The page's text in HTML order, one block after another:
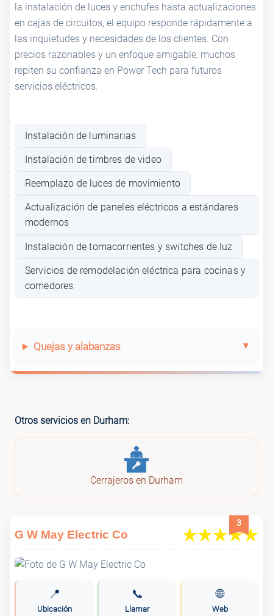
la instalación de luces y enchufes hasta actualizaciones
en cajas de circuitos, el equipo responde rápidamente a
las inquietudes y necesidades de los clientes. Con
precios razonables y un enfoque amigable, muchos
repiten su confianza en Power Tech para futuros
servicios eléctricos.
Instalación de luminarias
Instalación de timbres de video
Reemplazo de luces de movimiento
Actualización de paneles eléctricos a estándares
modernos
Instalación de tomacorrientes y switches de luz
Servicios de remodelación eléctrica para cocinas y
comedores
Quejas y alabanzas
Otros servicios en Durham:
Cerrajeros en Durham
3
G W May Electric Co
📍
Ubicación
📞
Llamar
🌐
Web